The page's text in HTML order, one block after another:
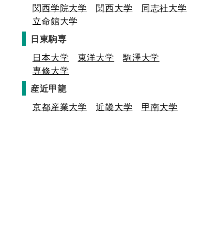
関西学院大学
関西大学
同志社大学
立命館大学
日東駒専
日本大学
東洋大学
駒澤大学
専修大学
産近甲龍
京都産業大学
近畿大学
甲南大学